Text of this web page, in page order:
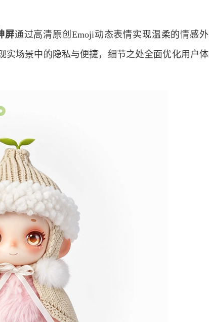
屏通过高清原创Emoji动态表情实现温柔的情感外
实场景中的隐私与便捷，细节之处全面优化用户体